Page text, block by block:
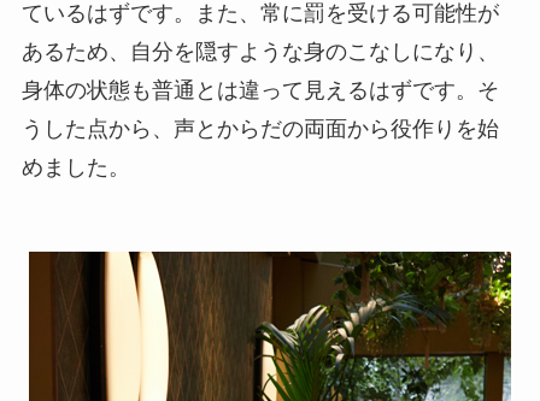
ているはずです。また、常に罰を受ける可能性が
あるため、自分を隠すような身のこなしになり、
身体の状態も普通とは違って見えるはずです。そ
うした点から、声とからだの両面から役作りを始
めました。